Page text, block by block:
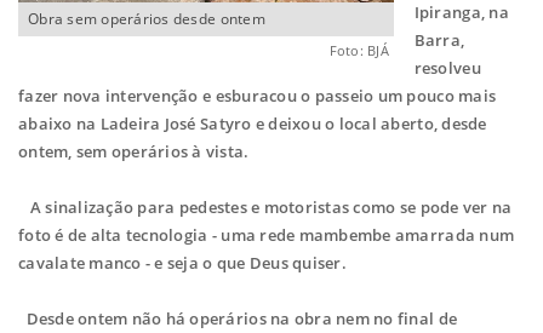
Obra sem operários desde ontem
Foto: BJÁ
Ipiranga, na
Barra,
resolveu
fazer nova intervenção e esburacou o passeio um pouco mais
abaixo na Ladeira José Satyro e deixou o local aberto, desde
ontem, sem operários à vista.
A sinalização para pedestes e motoristas como se pode ver na
foto é de alta tecnologia - uma rede mambembe amarrada num
cavalate manco - e seja o que Deus quiser.
Desde ontem não há operários na obra nem no final de